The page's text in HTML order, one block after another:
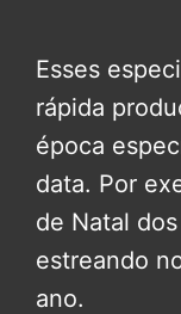
Esses
rápida
época
data. Por
de Natal dos
estreando
ano.